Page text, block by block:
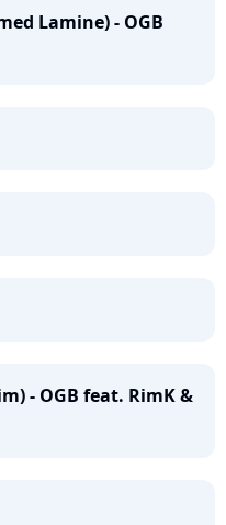
Lamine) - OGB
- OGB feat. RimK &